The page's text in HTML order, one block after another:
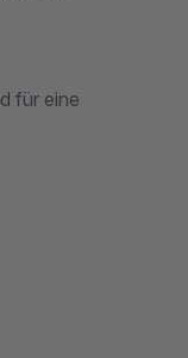
für eine